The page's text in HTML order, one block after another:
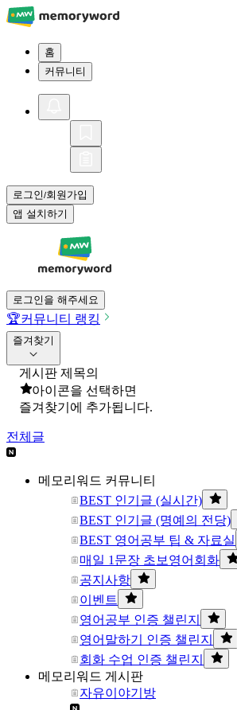
홈
커뮤니티
로그인/회원가입
앱 설치하기
로그인을 해주세요
🏆커뮤니티 랭킹
즐겨찾기
게시판 제목의
아이콘을 선택하면
즐겨찾기에 추가됩니다.
전체글
메모리워드 커뮤니티
BEST 인기글 (실시간)
BEST 인기글 (명예의 전당)
BEST 영어공부 팁 & 자료실
매일 1문장 초보영어회화
공지사항
이벤트
영어공부 인증 챌린지
영어말하기 인증 챌린지
회화 수업 인증 챌린지
메모리워드 게시판
자유이야기방